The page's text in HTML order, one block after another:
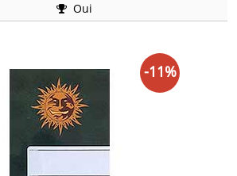
Oui
-11%